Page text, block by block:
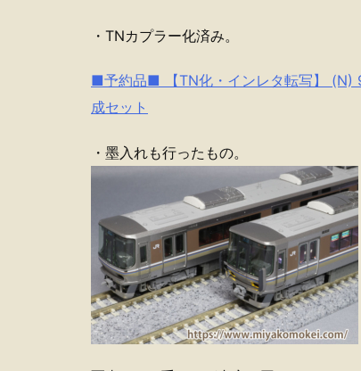
・TNカプラー化済み。
■予約品■ 【TN化・インレタ転写】 (N)
成セット
・墨入れも行ったもの。